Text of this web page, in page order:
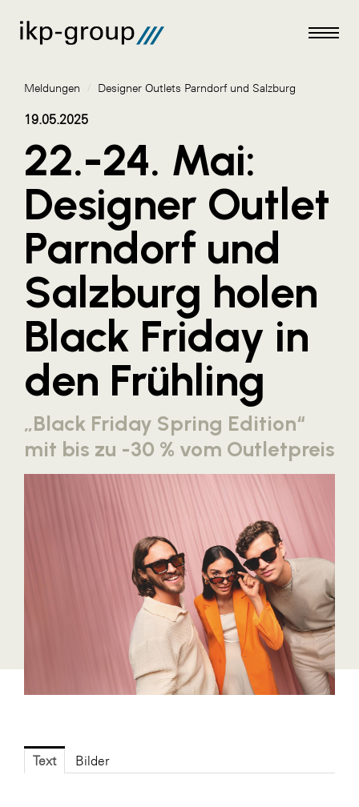
Meldungen
AKTUELLES
ACO
ALEX Krems
Amazon Web Services
Artweger
AustroCel Hallein
Blaguss
Bundesverband Sonnenschutztechnik
Cineplexx
Controller Institut
Designer Outlets Parndorf und Salzburg
FG UBIT Salzburg
foodaffairs
FRoSTA
Meldungen / Designer Outlets Parndorf und Salzburg
19.05.2025
22.-24. Mai:
Designer Outlet
Parndorf und
Salzburg holen
Black Friday in
den Frühling
„Black Friday Spring Edition“
mit bis zu -30 % vom Outletpreis
Text Bilder